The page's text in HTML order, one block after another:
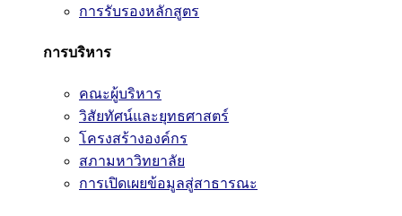
การรับรองหลักสูตร
การบริหาร
คณะผู้บริหาร
วิสัยทัศน์และยุทธศาสตร์
โครงสร้างองค์กร
สภามหาวิทยาลัย
การเปิดเผยข้อมูลสู่สาธารณะ